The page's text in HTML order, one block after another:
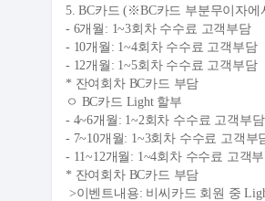
5. BC카드 (※BC카드 부분무이자에
- 6개월: 1~3회차 수수료 고객부담
- 10개월: 1~4회차 수수료 고객부담
- 12개월: 1~5회차 수수료 고객부담
* 잔여회차 BC카드 부담
ㅇ BC카드 Light 할부
- 4~6개월: 1~2회차 수수료 고객부담
- 7~10개월: 1~3회차 수수료 고객부
- 11~12개월: 1~4회차 수수료 고객
* 잔여회차 BC카드 부담
>이벤트내용: 비씨카드 회원 중